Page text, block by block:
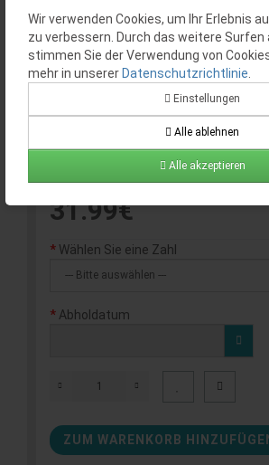
Wir verwenden Cookies, um Ihr Erlebnis
zu verbessern. Durch das weitere
stimmen Sie der Verwendung von
mehr in unserer Datenschutzrichtlinie
Einstellungen
Alle ablehnen
Alle akzeptieren
BP0174
31.99€
Wählen Sie eine Zahl
Abholdatum
ZUM WARENKORB